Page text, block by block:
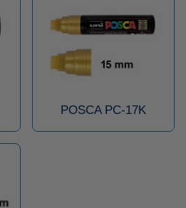
POSCA PC-17K